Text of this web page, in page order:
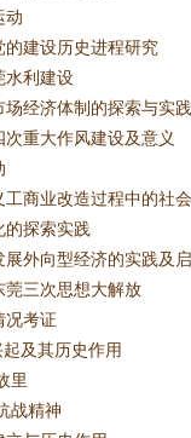
动
建设历史进程研究
水利建设
场经济体制的探索与实践
重大作风建设及意义
商业改造过程中的社
的探索实践
外向型经济的实践及
莞三次思想大解放
况考证
及其历史作用
里
战精神